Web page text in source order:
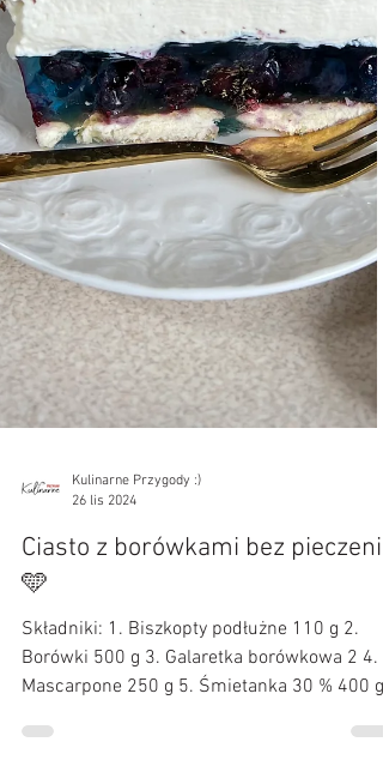
Kulinarne Przygody :)
Ciasto z borówkami bez pieczenia
🩵